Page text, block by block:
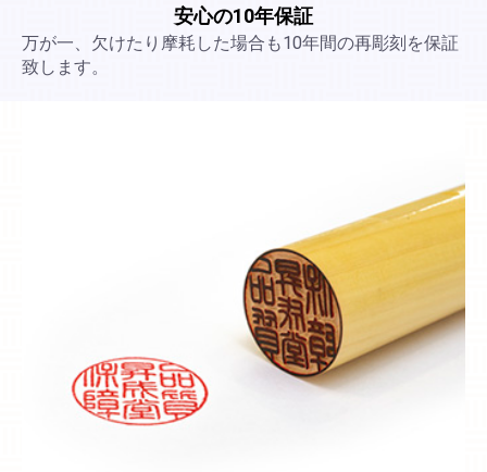
安心の10年保証
万が一、欠けたり摩耗した場合も10年間の再彫刻を保証
致します。